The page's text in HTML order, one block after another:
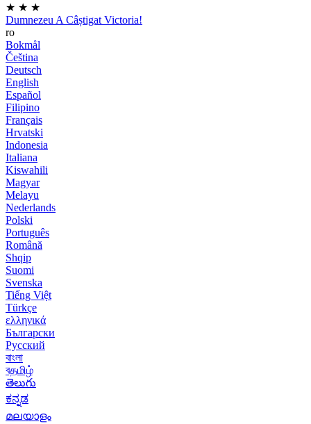
★ ★ ★
Dumnezeu A Câștigat Victoria!
ro
Bokmål
Čeština
Deutsch
English
Español
Filipino
Français
Hrvatski
Indonesia
Italiana
Kiswahili
Magyar
Melayu
Nederlands
Polski
Português
Română
Shqip
Suomi
Svenska
Tiếng Việt
Türkçe
ελληνικά
Български
Русский
বাংলা
বதமிழ்
తెలుగు
ಕನ್ನಡ
മലയാളം